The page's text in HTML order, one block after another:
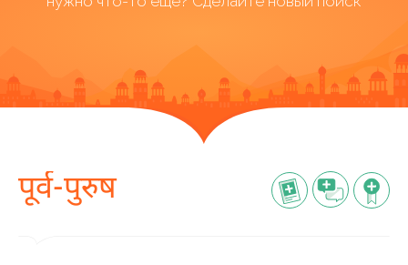
पूर्व-पुरुष